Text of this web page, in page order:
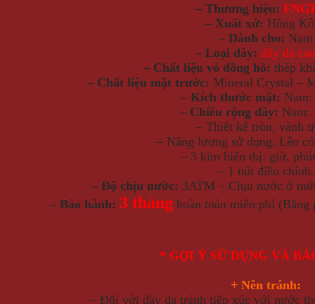
– Thương hiệu:
– Xuất xứ: Hồng
– Dành cho: Nam
– Loại dây: dây da
– Chất liệu vỏ đồng hồ: thép
– Chất liệu mặt trước: Mineral Crystal –
– Kích thước mặt:
– Chiều rộng dây: Nam:
– Thiết kế tròn, vành
– Năng lượng sử dụng: Lên
– 3 kim hiển thị: giờ,
– 1 nút điều
– Độ chịu nước: 3ATM – Chịu nước ở
– Bảo hành: 3 tháng hoàn toàn miễn phí (Bằng
* GỢI Ý SỬ DỤNG VÀ
+ Nên tránh:
– Đối với dây da tránh tiếp xúc với nước